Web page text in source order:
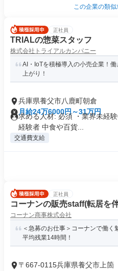
この企業の類
正社員
TRIALの惣菜スタッフ
株式会社トライアルカンパニー
AI・IoTを積極導入の小売企業！
上がり！
兵庫県養父市八鹿町朝倉
月給24万6000円～31万円
求める人材: 必須 ・業界未経
経験者 中食や百貨...
交通費支給
正社員
コーナンの販売staff(転居を
コーナン商事株式会社
＜急募のお仕事＞コーナンで働
平均残業14時間！
〒667-0115兵庫県養父市上箇